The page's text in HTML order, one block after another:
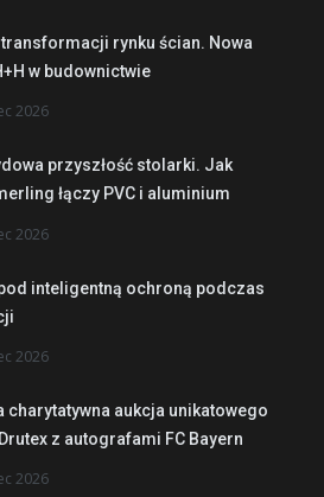
transformacji rynku ścian. Nowa
w budownictwie
2026
przyszłość stolarki. Jak
łączy PVC i aluminium
2026
inteligentną ochroną podczas
2026
charytatywna aukcja unikatowego
z autografami FC Bayern
2026